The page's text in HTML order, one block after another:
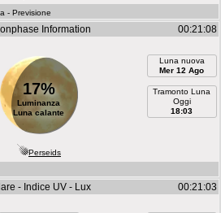
- Previsione
Information 00:21:08
17%
Luminanza
Luna calante
Luna nuova
Mer 12 Ago
Tramonto Luna
Oggi
18:03
Perseids
- Indice UV - Lux 00:21:03